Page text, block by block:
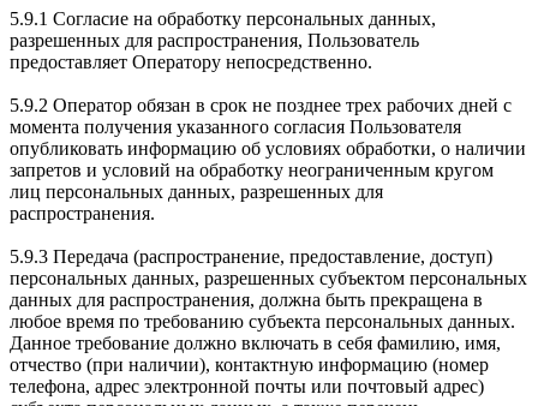
5.9.1 Согласие на обработку персональных данных,
разрешенных для распространения, Пользователь
предоставляет Оператору непосредственно.
5.9.2 Оператор обязан в срок не позднее трех рабочих дней с
момента получения указанного согласия Пользователя
опубликовать информацию об условиях обработки, о наличии
запретов и условий на обработку неограниченным кругом
лиц персональных данных, разрешенных для
распространения.
5.9.3 Передача (распространение, предоставление, доступ)
персональных данных, разрешенных субъектом персональных
данных для распространения, должна быть прекращена в
любое время по требованию субъекта персональных данных.
Данное требование должно включать в себя фамилию, имя,
отчество (при наличии), контактную информацию (номер
телефона, адрес электронной почты или почтовый адрес)